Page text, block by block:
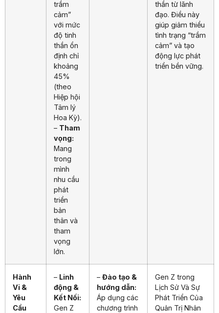
trầm
cảm”
với mức
độ tinh
thần ổn
định chỉ
khoảng
45%
(theo
Hiệp hội
Tâm lý
Hoa Kỳ).
– Tham
vọng:
Mang
trong
mình
nhu cầu
phát
triển
bản
thân và
tham
vọng
lớn.
thần từ lãnh
đạo. Điều này
giúp giảm thiểu
tình trạng “trầm
cảm” và tạo
động lực phát
triển bền vững.
Hành
Vi &
Yêu
Cầu
– Linh
động &
Kết Nối:
Gen Z
– Đào tạo &
hướng dẫn:
Áp dụng các
chương trình
Gen Z trong
Lịch Sử Và Sự
Phát Triển Của
Quản Trị Nhân